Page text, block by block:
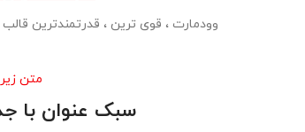
وودمارت ، قوی ترین ، قدرتمندترین
متن
سبک عنوان با